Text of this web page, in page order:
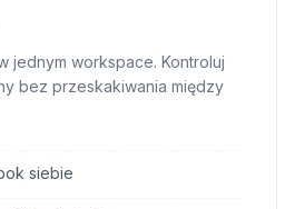
jednym workspace. Kontroluj
bez przeskakiwania między
siebie